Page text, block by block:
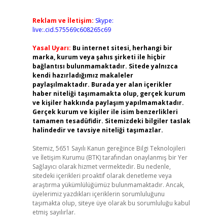
Reklam ve İletişim: Skype:
live:.cid.575569c608265c69
Yasal Uyarı: Bu internet sitesi, herhangi bir
marka, kurum veya şahıs şirketi ile hiçbir
bağlantısı bulunmamaktadır. Sitede yalnızca
kendi hazırladığımız makaleler
paylaşılmaktadır. Burada yer alan içerikler
haber niteliği taşımamakta olup, gerçek kurum
ve kişiler hakkında paylaşım yapılmamaktadır.
Gerçek kurum ve kişiler ile isim benzerlikleri
tamamen tesadüfidir. Sitemizdeki bilgiler taslak
halindedir ve tavsiye niteliği taşımazlar.
Sitemiz, 5651 Sayılı Kanun gereğince Bilgi Teknolojileri
ve İletişim Kurumu (BTK) tarafından onaylanmış bir Yer
Sağlayıcı olarak hizmet vermektedir. Bu nedenle,
sitedeki içerikleri proaktif olarak denetleme veya
araştırma yükümlülüğümüz bulunmamaktadır. Ancak,
üyelerimiz yazdıkları içeriklerin sorumluluğunu
taşımakta olup, siteye üye olarak bu sorumluluğu kabul
etmiş sayılırlar.